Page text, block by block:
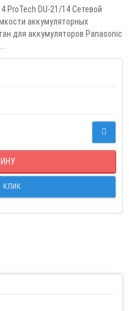
ProTech DU-21/14 Сетевой
аккумуляторных
для аккумуляторов Panasonic
КЛИК